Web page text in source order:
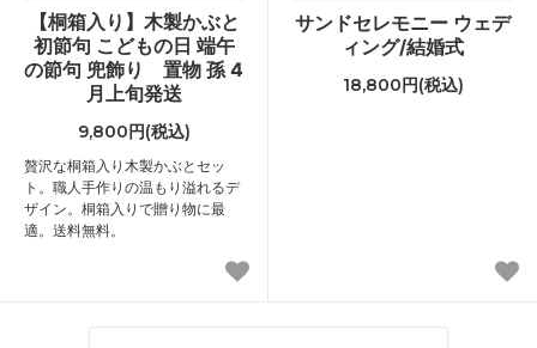
【桐箱入り】木製かぶと
初節句 こどもの日 端午
の節句 兜飾り 置物 孫 4
月上旬発送
9,800円(税込)
贅沢な桐箱入り木製かぶとセッ
ト。職人手作りの温もり溢れるデ
ザイン。桐箱入りで贈り物に最
適。送料無料。
サンドセレモニー ウェデ
ィング/結婚式
18,800円(税込)